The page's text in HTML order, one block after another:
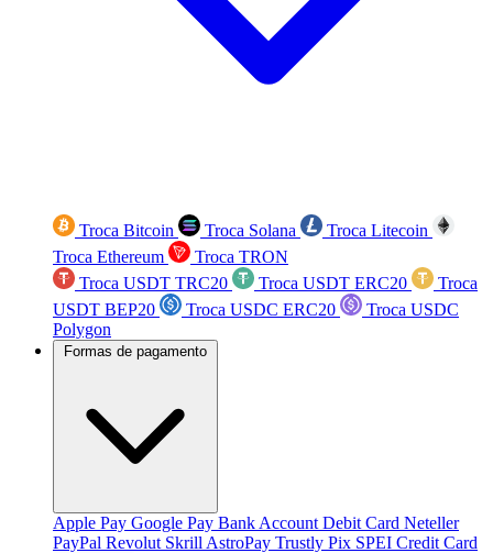
Troca Bitcoin Troca Solana
Troca Litecoin
Troca Ethereum
Troca TRON
Troca USDT TRC20
Troca USDT ERC20
Troca
USDT BEP20
Troca USDC ERC20
Troca USDC
Polygon
Formas de pagamento
Apple Pay Google Pay Bank Account Debit Card Neteller
PayPal Revolut Skrill AstroPay Trustly Pix SPEI Credit Card